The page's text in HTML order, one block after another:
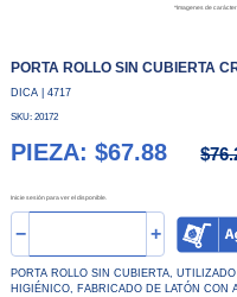
*Imagenes de
PORTA ROLLO SIN CUBIERTA
DICA | 4717
SKU: 20172
PIEZA: $67.88
Inicie sesión para ver el disponible.
− +
PORTA ROLLO SIN CUBIERTA,
HIGIÉNICO, FABRICADO DE LATÓN CON